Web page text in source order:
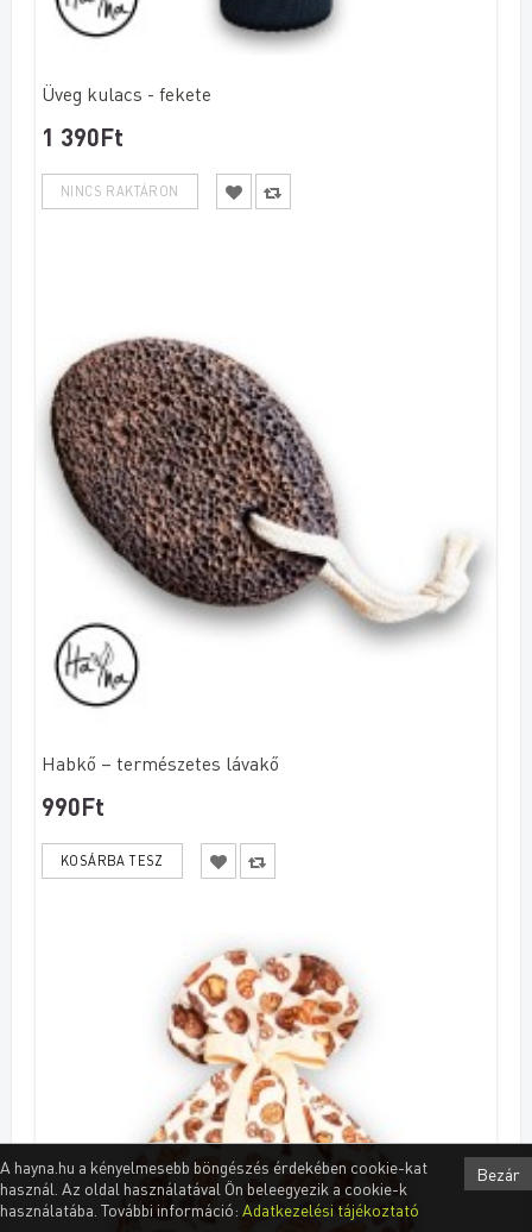
Üveg kulacs - fekete
1 390Ft
Habkő – természetes lávakő
990Ft
Bezár
A hayna.hu a kényelmesebb böngészés érdekében cookie-kat
használ. Az oldal használatával Ön beleegyezik a cookie-k
használatába. További információ: Adatkezelési tájékoztató